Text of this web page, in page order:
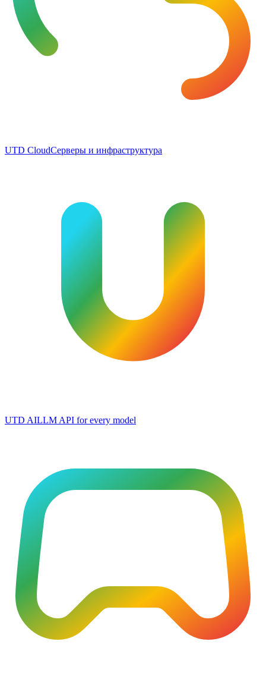
UTD CloudСерверы и инфраструктура
UTD AILLM API for every model